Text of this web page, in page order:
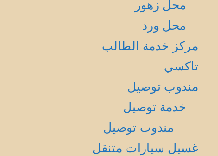
محل زهور
محل ورد
مركز خدمة الطالب
تاكسي
مندوب توصيل
خدمة توصيل
مندوب توصيل
غسيل سيارات متنقل